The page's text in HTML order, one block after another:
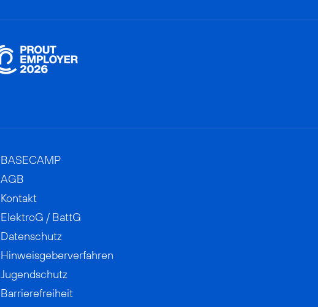
BASECAMP
AGB
Kontakt
ElektroG / BattG
Datenschutz
Hinweisgeberverfahren
Jugendschutz
Barrierefreiheit